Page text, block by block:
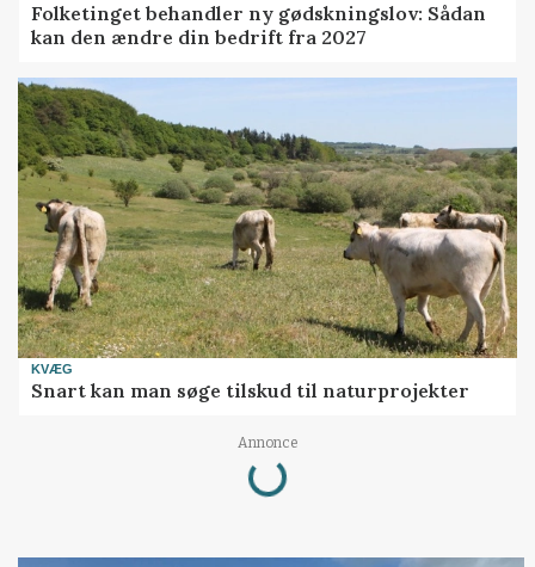
Folketinget behandler ny gødskningslov: Sådan
kan den ændre din bedrift fra 2027
KVÆG
Snart kan man søge tilskud til naturprojekter
Annonce
Loading...